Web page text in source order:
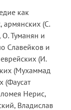
как
армянских (С.
Туманян и
Славейков и
(И.
(Мухаммад
(Фаусат
Нерис,
Владислав